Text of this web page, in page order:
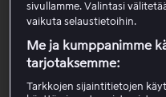
salasanalla.
Valitse profiilikuvake
AvaaOma tili.
TarkistaPakettitiedot
Viaplay-tilauksesi.
sivullamme. Valintasi
vaikuta selaustietoihin.
Me ja kumppanimme
tarjotaksemme:
Tarkkojen sijaintitietojen